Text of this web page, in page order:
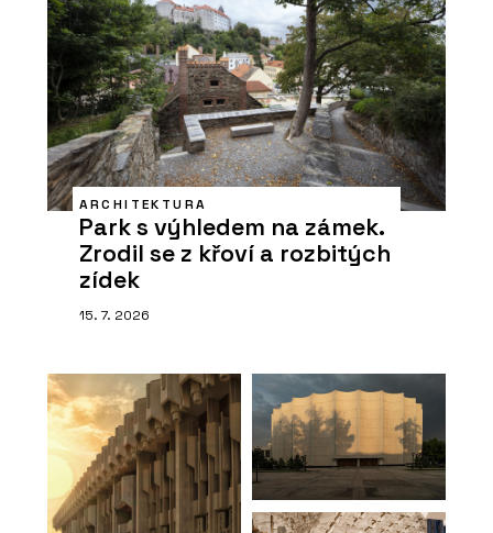
ARCHITEKTURA
Park s výhledem na zámek.
Zrodil se z křoví a rozbitých
zídek
15. 7. 2026